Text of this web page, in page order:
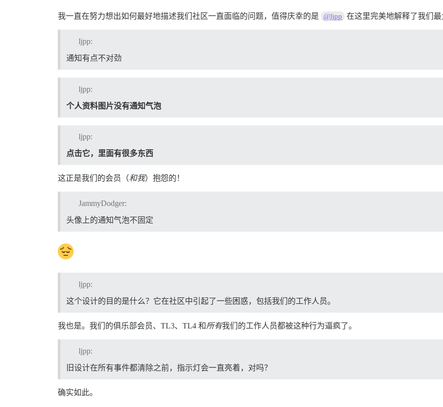
我一直在努力想出如何最好地描述我们社区一直面临的问题，值得庆幸的是 @ljpp 在这里完美地解释了我们最
ljpp:
通知有点不对劲
ljpp:
个人资料图片没有通知气泡
ljpp:
点击它，里面有很多东西
这正是我们的会员（和我）抱怨的！
JammyDodger:
头像上的通知气泡不固定
ljpp:
这个设计的目的是什么？它在社区中引起了一些困惑，包括我们的工作人员。
我也是。我们的俱乐部会员、TL3、TL4 和所有我们的工作人员都被这种行为逼疯了。
ljpp:
旧设计在所有事件都清除之前，指示灯会一直亮着，对吗？
确实如此。